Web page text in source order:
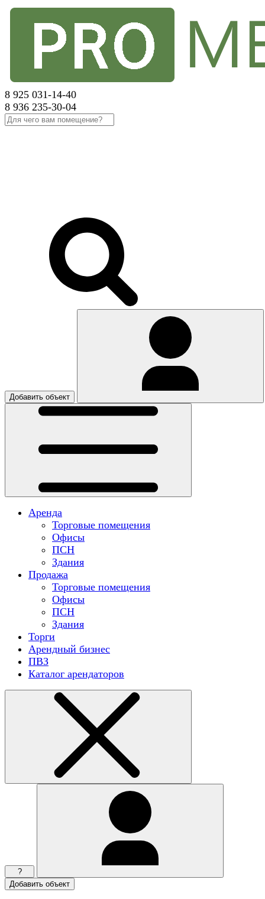
8 925 031-14-40
8 936 235-30-04
Добавить объект
Аренда
Торговые помещения
Офисы
ПСН
Здания
Продажа
Торговые помещения
Офисы
ПСН
Здания
Торги
Арендный бизнес
ПВЗ
Каталог арендаторов
?
Добавить объект